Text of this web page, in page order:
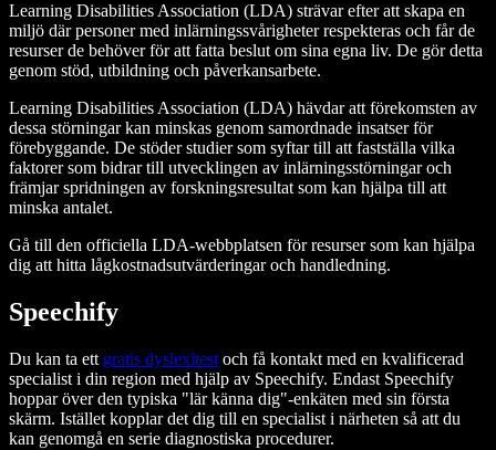
Learning Disabilities Association (LDA) strävar efter att skapa en
miljö där personer med inlärningssvårigheter respekteras och får de
resurser de behöver för att fatta beslut om sina egna liv. De gör detta
genom stöd, utbildning och påverkansarbete.
Learning Disabilities Association (LDA) hävdar att förekomsten av
dessa störningar kan minskas genom samordnade insatser för
förebyggande. De stöder studier som syftar till att fastställa vilka
faktorer som bidrar till utvecklingen av inlärningsstörningar och
främjar spridningen av forskningsresultat som kan hjälpa till att
minska antalet.
Gå till den officiella LDA-webbplatsen för resurser som kan hjälpa
dig att hitta lågkostnadsutvärderingar och handledning.
Speechify
Du kan ta ett gratis dyslexitest och få kontakt med en kvalificerad
specialist i din region med hjälp av Speechify. Endast Speechify
hoppar över den typiska "lär känna dig"-enkäten med sin första
skärm. Istället kopplar det dig till en specialist i närheten så att du
kan genomgå en serie diagnostiska procedurer.